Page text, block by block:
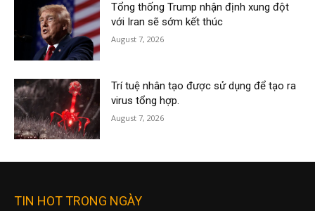
Tổng thống Trump nhận định xung đột
với Iran sẽ sớm kết thúc
August 7, 2026
Trí tuệ nhân tạo được sử dụng để tạo ra
virus tổng hợp.
August 7, 2026
TIN HOT TRONG NGÀY